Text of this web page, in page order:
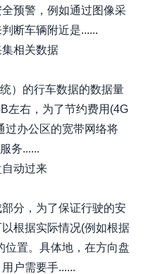
预警，例如通过图像采
断车辆附近是......
相关数据
）的行车数据的数据量
左右，为了节约费用(4G
过办公区的宽带网络将
务......
动过来
分，为了保证行驶的安
根据实际情况(例如根据
位置。具体地，在方向盘
户需要手......